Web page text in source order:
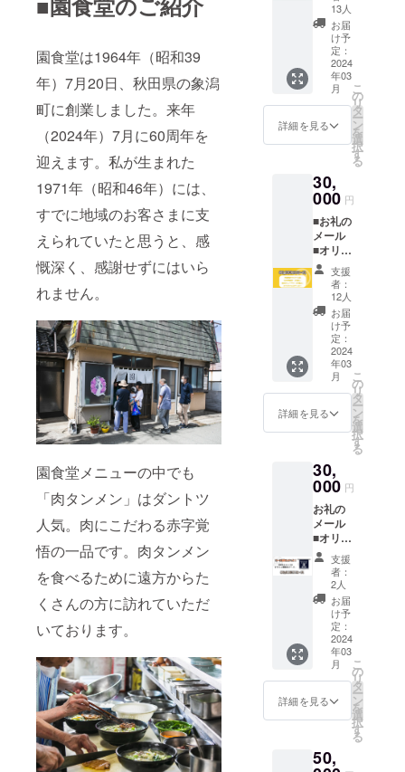
園食堂は1964年（昭和39
年）7月20日、秋田県の象潟
町に創業しました。来年
（2024年）7月に60周年を
迎えます。私が生まれた
1971年（昭和46年）には、
すでに地域のお客さまに支
えられていたと思うと、感
慨深く、感謝せずにはいら
れません。
園食堂メニューの中でも
「肉タンメン」はダントツ
人気。肉にこだわる赤字覚
悟の一品です。肉タンメン
を食べるために遠方からた
くさんの方に訪れていただ
いております。
のでご
検討い
ただけ
ますと
幸いで
す。 ※
予定時
期より
前に届
す。詳
しくは
本文の
「■リ
ターン
品につ
いて」
をご覧
くださ
い。
援金額
は支援
者さま
が支援
を申し
込む際
に、任
意で引
ます。
「上乗
で応援
しよ
う」の
欄があ
ります
のでご
検討い
ただけ
ますと
幸いで
す。 ※
予定時
期より
前に届
す。詳
しくは
本文の
「■リ
ターン
品につ
いて」
をご覧
くださ
い。
カー1枚
（50×5
0mm）
■園食
堂 冷
凍肉タ
ンメ
ン 2食
入（冷
凍） ■
袋 ８
個入
（冷
凍） を
お送り
いたし
ます。
【消費
期限】
・冷凍
肉タン
メン／
製造日
より１
年 ・幻
の肉餃
子／
（約240
凍保存
時 ※支
は支援
者さま
が支援
を申し
込む際
に、任
意で引
き上げ
ること
ができ
ます。
「上乗
せ支援
で応援
ります
13人
お届
け予
定：
2024
年03
月
詳細を見る
こ
の
リ
タ
ー
ン
を
選
択
す
る
30,
000 円
■お礼の
メール
■オリジ
ナルス
テッ
カー1枚
（50×5
0mm）
■園食
堂 冷
凍肉タ
ンメ
ン 2食
入（冷
凍） ■
袋 ８
個入
（冷
凍） ■
幻の
シュー
マイ１
袋 10
個入
（冷
凍） を
お送り
いたし
ます。
【消費
期限】
・冷凍
より１
支援
者：
12人
お届
け予
定：
2024
年03
月
詳細を見る
こ
の
リ
タ
ー
ン
を
選
択
す
る
30,
000 円
お礼の
メール
■オリジ
ナルス
テッ
カー1枚
（50×5
0mm）
■オリジ
ナル帆
前掛け
１枚
（縦
47cm×
幅
47cm）
堂 冷
支援
者：
2人
お届
け予
定：
2024
年03
月
詳細を見る
こ
の
リ
タ
ー
ン
を
選
択
す
る
50,